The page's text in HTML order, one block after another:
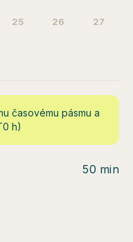
25 26 27
časovému pásmu a
h)
50 min